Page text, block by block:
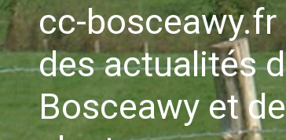
cc-bosceawy.fr
des actualités
Bosceawy et